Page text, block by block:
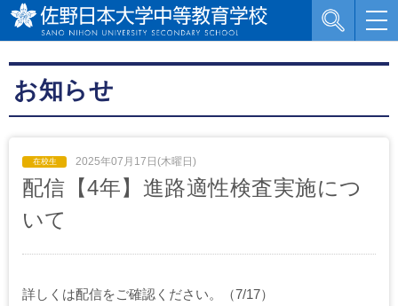
お知らせ
2025年07月17日(木曜日)
配信【4年】進路適性検査実施につ
いて
詳しくは配信をご確認ください。 （7/17）